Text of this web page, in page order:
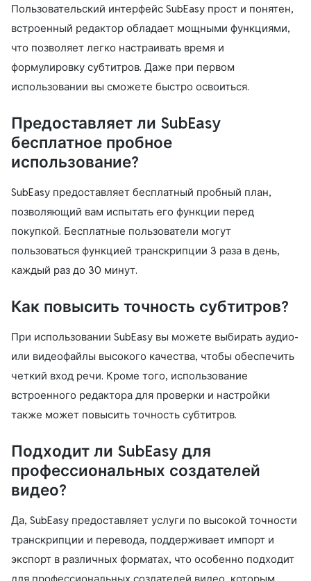
Пользовательский интерфейс SubEasy прост и понятен,
встроенный редактор обладает мощными функциями,
что позволяет легко настраивать время и
формулировку субтитров. Даже при первом
использовании вы сможете быстро освоиться.
Предоставляет ли SubEasy
бесплатное пробное
использование?
SubEasy предоставляет бесплатный пробный план,
позволяющий вам испытать его функции перед
покупкой. Бесплатные пользователи могут
пользоваться функцией транскрипции 3 раза в день,
каждый раз до 30 минут.
Как повысить точность субтитров?
При использовании SubEasy вы можете выбирать аудио-
или видеофайлы высокого качества, чтобы обеспечить
четкий вход речи. Кроме того, использование
встроенного редактора для проверки и настройки
также может повысить точность субтитров.
Подходит ли SubEasy для
профессиональных создателей
видео?
Да, SubEasy предоставляет услуги по высокой точности
транскрипции и перевода, поддерживает импорт и
экспорт в различных форматах, что особенно подходит
v1.0.0.260408-1-70a3b98_os